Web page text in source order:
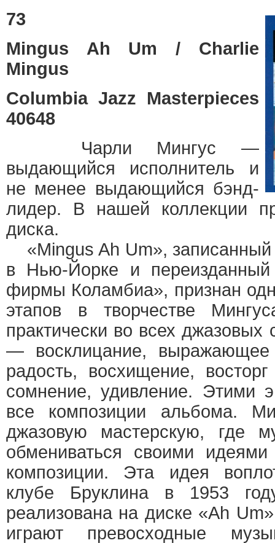
73
Mingus Ah Um / Charlie
Mingus
Columbia Jazz Masterpieces
40648
Чарли Мингус —
выдающийся исполнитель и
не менее выдающийся бэнд-
лидер. В нашей коллекции
диска.
«Mingus Ah Um», записанный
в Нью-Йорке и
фирмы Коламбиа», признан
этапов в творчестве
практически во всех джазовых
— восклицание, выражающее
радость, восхищение,
сомнение, удивление. Этими
все композиции альбома.
джазовую мастерскую, где
обмениваться своими
композиции. Эта идея
клубе Бруклина в 1953
реализована на диске «Ah
играют превосходные